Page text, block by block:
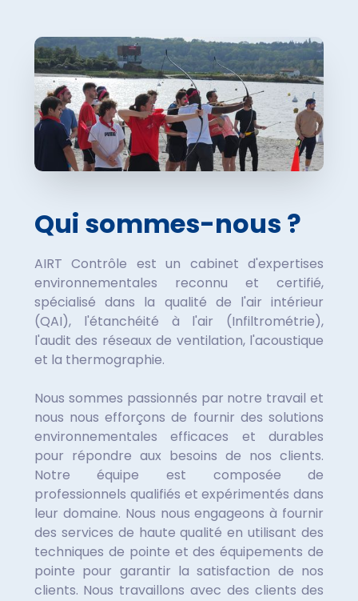
Qui sommes-nous ?
AIRT Contrôle est un cabinet d'expertises
environnementales reconnu et certifié,
spécialisé dans la qualité de l'air intérieur
(QAI), l'étanchéité à l'air (Infiltrométrie),
l'audit des réseaux de ventilation, l'acoustique
et la thermographie.
Nous sommes passionnés par notre travail et
nous nous efforçons de fournir des solutions
environnementales efficaces et durables
pour répondre aux besoins de nos clients.
Notre équipe est composée de
professionnels qualifiés et expérimentés dans
leur domaine. Nous nous engageons à fournir
des services de haute qualité en utilisant des
techniques de pointe et des équipements de
pointe pour garantir la satisfaction de nos
clients. Nous travaillons avec des clients des